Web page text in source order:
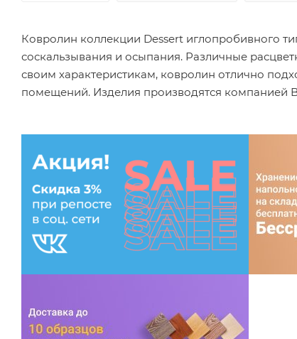
Ковролин коллекции Dessert иглопробивного
соскальзывания и осыпания. Различные
своим характеристикам, ковролин отлично
помещений. Изделия производятся компанией